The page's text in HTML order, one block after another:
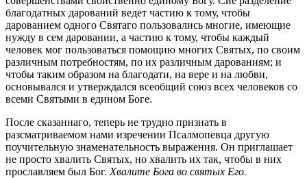
благодатных дарований ведет частию к тому, чтобы
дарованием одного Святаго пользовались многие, имеющие
нужду в сем даровании, а частию к тому, чтобы каждый
человек мог пользоваться помощию многих Святых, по своим
различным потребностям, по их различным дарованиям; и
чтобы таким образом на благодати, на вере и на любви,
основывался и утверждался всеобщий союз всех человеков со
всеми Святыми в едином Боге.
После сказаннаго, теперь не трудно признать в
разсматриваемом нами изречении Псалмопевца другую
поучительную знаменательность выражения. Он приглашает
не просто хвалить Святых, но хвалить их так, чтобы в них
прославляем был Бог. Хвалите Бога во святых Его.